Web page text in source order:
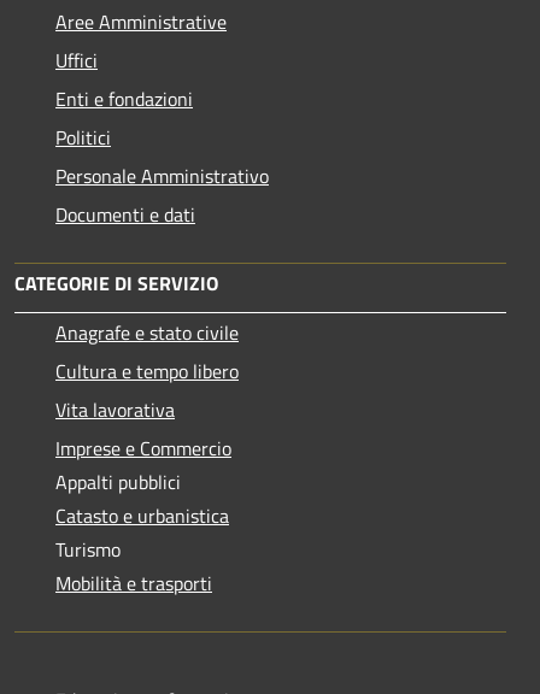
Aree Amministrative
Uffici
Enti e fondazioni
Politici
Personale Amministrativo
Documenti e dati
CATEGORIE DI SERVIZIO
Anagrafe e stato civile
Cultura e tempo libero
Vita lavorativa
Imprese e Commercio
Appalti pubblici
Catasto e urbanistica
Turismo
Mobilità e trasporti